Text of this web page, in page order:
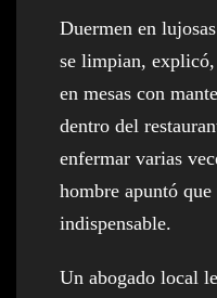
Duermen en
se limpian,
en mesas con
dentro del
enfermar varias
hombre apuntó
indispensable.
Un abogado local